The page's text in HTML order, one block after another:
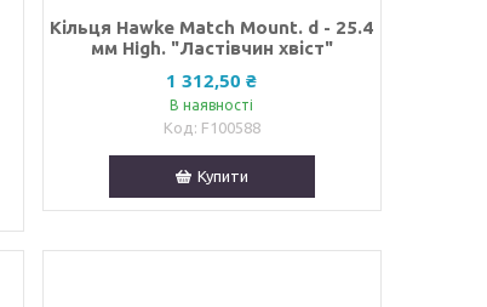
Кільця Hawke Match Mount. d - 25.4
мм High. "Ластівчин хвіст"
1 312,50 ₴
В наявності
F100588
Купити